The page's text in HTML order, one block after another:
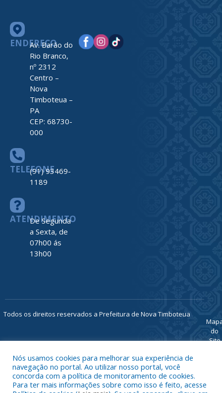
ENDEREÇO
Av. Barão do
Rio Branco,
nº 2312
Centro –
Nova
Timboteua –
PA
CEP: 68730-
000
TELEFONE
(91) 93469-
1189
ATENDIMENTO
De Segunda
a Sexta, de
07h00 ás
13h00
Todos os direitos reservados a Prefeitura de Nova Timboteua
do
Site
Nós usamos cookies para melhorar sua experiência de
navegação no portal. Ao utilizar nosso portal, você
concorda com a política de monitoramento de cookies.
Para ter mais informações sobre como isso é feito, acesse